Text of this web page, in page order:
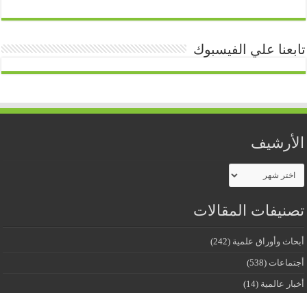
تابعنا علي الفيسبوك
الأرشيف
الأرشيف
تصنيفات المقالات
أبحاث وأوراق علمية (242)
أجتماعات (538)
أخبار عالمية (14)